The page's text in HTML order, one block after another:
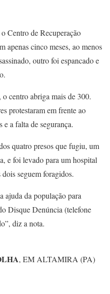
Centro de Recuperação
apenas cinco meses, ao menos
outro foi espancado e
centro abriga mais de 300.
protestaram em frente ao
a falta de segurança.
quatro presos que fugiu, um
e foi levado para um hospital
seguem foragidos.
ajuda da população para
Disque Denúncia (telefone
diz a nota.
, EM ALTAMIRA (PA)